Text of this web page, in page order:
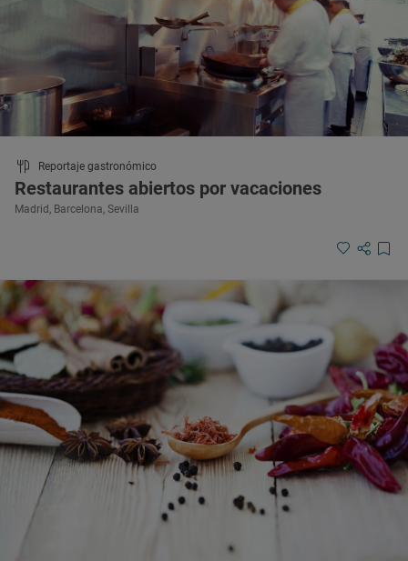
Reportaje gastronómico
Restaurantes abiertos por vacaciones
Madrid, Barcelona, Sevilla